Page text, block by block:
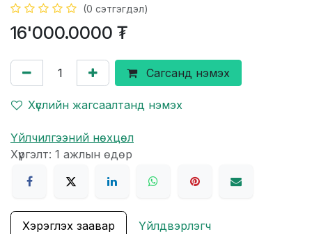
(0 сэтгэгдэл)
16'000.0000 ₮
Сагсанд нэмэх
Хүслийн жагсаалтанд нэмэх
Үйлчилгээний нөхцөл
Хүргэлт: 1 ажлын өдөр
Хэрэглэх заавар Үйлдвэрлэгч